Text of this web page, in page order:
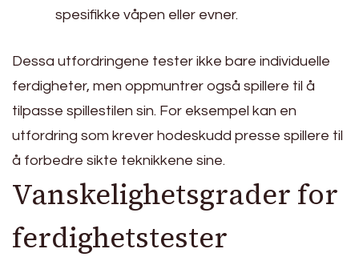
spesifikke våpen eller evner.
Dessa utfordringene tester ikke bare individuelle
ferdigheter, men oppmuntrer også spillere til å
tilpasse spillestilen sin. For eksempel kan en
utfordring som krever hodeskudd presse spillere til
å forbedre sikte teknikkene sine.
Vanskelighetsgrader for
ferdighetstester